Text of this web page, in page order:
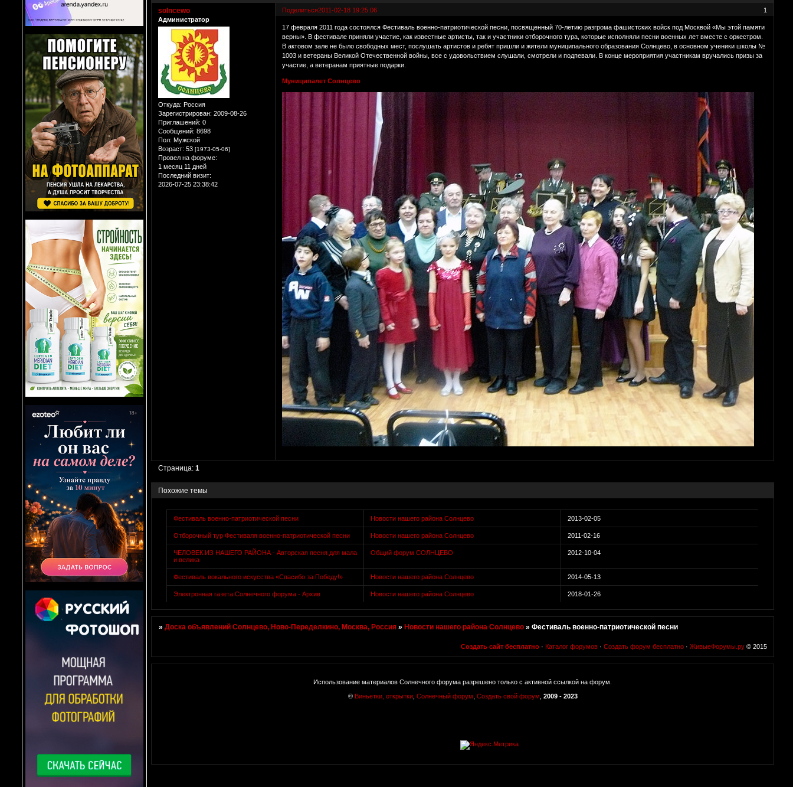
Поделиться 1
2011-02-18 19:25:06
solncewo
Администратор
Откуда: Россия
Зарегистрирован: 2009-08-26
Приглашений: 0
Сообщений: 8698
Пол: Мужской
Возраст: 53 [1973-05-06]
Провел на форуме:
1 месяц 11 дней
Последний визит:
2026-07-25 23:38:42
17 февраля 2011 года состоялся Фестиваль военно-патриотической песни, посвященный 70-летию разгрома фашистских войск под Москвой «Мы этой памяти
верны». В фестивале приняли участие, как известные артисты, так и участники отборочного тура, которые исполняли песни военных лет вместе с оркестром.
В актовом зале не было свободных мест, послушать артистов и ребят пришли и жители муниципального образования Солнцево, в основном ученики школы №
1003 и ветераны Великой Отечественной войны, все с удовольствием слушали, смотрели и подпевали. В конце мероприятия участникам вручались призы за
участие, а ветеранам приятные подарки.
Муниципалет Солнцево
Страница:1
Похожие темы
Фестиваль военно-патриотической песни Новости нашего района Солнцево 2013-02-05
Отборочный тур Фестиваля военно-патриотической песни Новости нашего района Солнцево 2011-02-16
ЧЕЛОВЕК ИЗ НАШЕГО РАЙОНА - Авторская песня для мала
и велика
Общий форум СОЛНЦЕВО 2012-10-04
Фестиваль вокального искусства «Спасибо за Победу!» Новости нашего района Солнцево 2014-05-13
Электронная газета Солнечного форума - Архив Новости нашего района Солнцево 2018-01-26
»Доска объявлений Солнцево, Ново-Переделкино, Москва, Россия »Новости нашего района Солнцево »Фестиваль военно-патриотической песни
Создать сайт бесплатно · Каталог форумов · Создать форум бесплатно · ЖивыеФорумы.ру © 2015
Использование материалов Солнечного форума разрешено только с активной ссылкой на форум.
© Виньетки, открытки, Солнечный форум Создать свой форум 2009 - 2023